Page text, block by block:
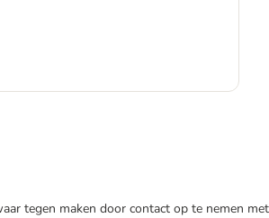
tegen maken door contact op te nemen met